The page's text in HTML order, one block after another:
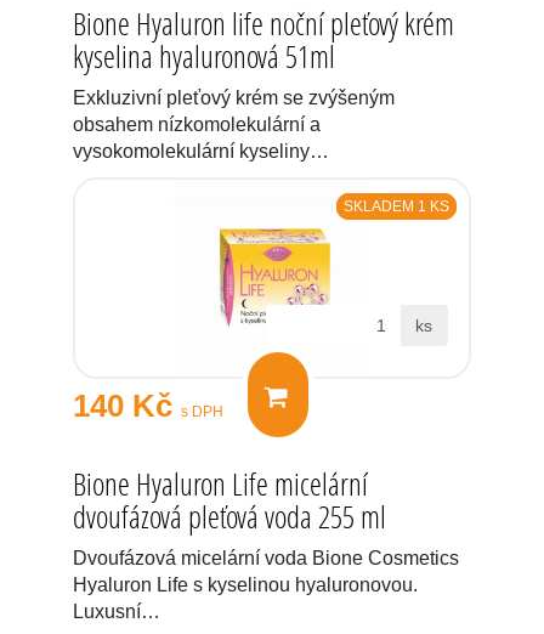
Bione Hyaluron life noční pleťový krém
kyselina hyaluronová 51ml
Exkluzivní pleťový krém se zvýšeným
obsahem nízkomolekulární a
vysokomolekulární kyseliny…
SKLADEM 1 KS
140 Kč s DPH
ks
Bione Hyaluron Life micelární
dvoufázová pleťová voda 255 ml
Dvoufázová micelární voda Bione Cosmetics
Hyaluron Life s kyselinou hyaluronovou.
Luxusní…